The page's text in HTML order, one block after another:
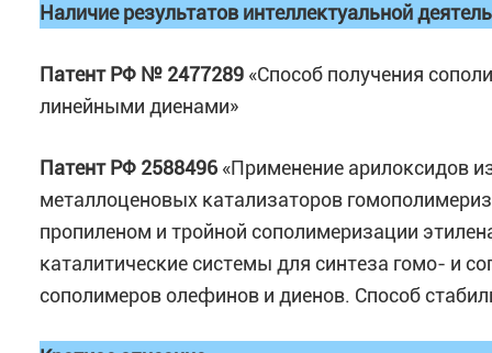
Наличие результатов интеллектуальной
Патент РФ № 2477289 «Cпособ получения
линейными диенами»
Патент РФ 2588496 «Применение арилоксидов
металлоценовых катализаторов
пропиленом и тройной сополимеризации
каталитические системы для синтеза гомо- и
сополимеров олефинов и диенов. Способ